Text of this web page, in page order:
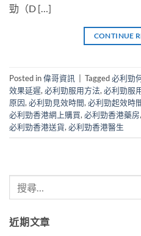
勁（D […]
CONTINUE
Posted in偉哥資訊 Tagged必利勁
效果延遲, 必利勁服用方法, 必利勁服
原因, 必利勁見效時間, 必利勁起效時
必利勁香港網上購買, 必利勁香港藥房,
必利勁香港送貨, 必利勁香港醫生
近期文章